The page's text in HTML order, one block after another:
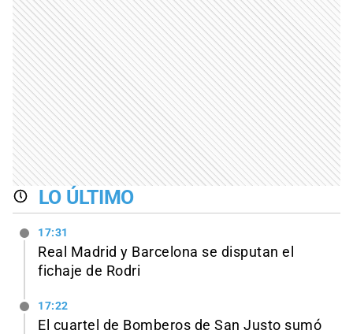
LO ÚLTIMO
17:31
Real Madrid y Barcelona se disputan el
fichaje de Rodri
17:22
El cuartel de Bomberos de San Justo sumó